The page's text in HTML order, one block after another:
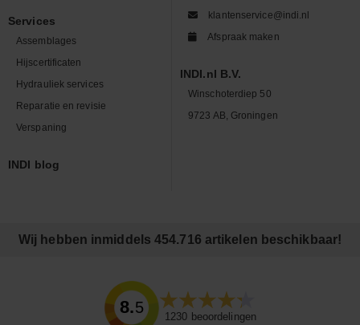
Services
Assemblages
Hijscertificaten
Hydrauliek services
Reparatie en revisie
Verspaning
INDI blog
klantenservice@indi.nl
Afspraak maken
INDI.nl B.V.
Winschoterdiep 50
9723 AB, Groningen
Wij hebben inmiddels 454.716 artikelen beschikbaar!
8.5
1230 beoordelingen